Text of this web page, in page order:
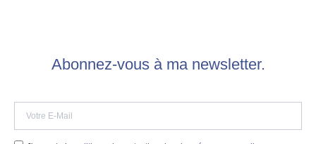
Abonnez-vous à ma newsletter.